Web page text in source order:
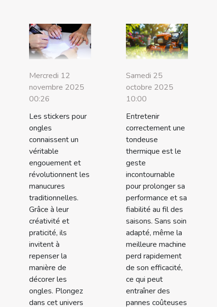
Mercredi 12
novembre 2025
00:26
Les stickers pour
ongles
connaissent un
véritable
engouement et
révolutionnent les
manucures
traditionnelles.
Grâce à leur
créativité et
praticité, ils
invitent à
repenser la
manière de
décorer les
ongles. Plongez
dans cet univers
Samedi 25
octobre 2025
10:00
Entretenir
correctement une
tondeuse
thermique est le
geste
incontournable
pour prolonger sa
performance et sa
fiabilité au fil des
saisons. Sans soin
adapté, même la
meilleure machine
perd rapidement
de son efficacité,
ce qui peut
entraîner des
pannes coûteuses